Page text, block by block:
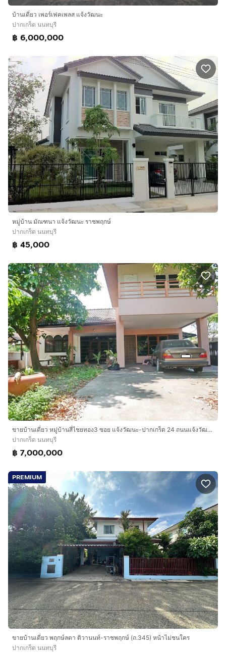
บ้านเดี่ยว เพอร์เฟคเพลส แจ้งวัฒนะ
ปากเกร็ด นนทบุรี
฿ 6,000,000
หมู่บ้าน มัณฑนา แจ้งวัฒนะ ราชพฤกษ์
ปากเกร็ด นนทบุรี
฿ 45,000
ขายบ้านเดี่ยว หมู่บ้านสี่ไชยทอง3 ซอย แจ้งวัฒนะ-ปากเกร็ด 24 ถนนแจ้งวัฒนะ ตำบลบางตลาด อำเภอปากเกร็ด นนทบุรี ใกล้ห้างเซ็นทรัล แจ้งวัฒนะใกล้
ปากเกร็ด นนทบุรี
฿ 7,000,000
PREMIUM
ขายบ้านเดี่ยว พฤกษ์ลดา ติวานนท์-ราชพฤกษ์ (ถ.345) หน้าไม่ชนใคร
ปากเกร็ด นนทบุรี